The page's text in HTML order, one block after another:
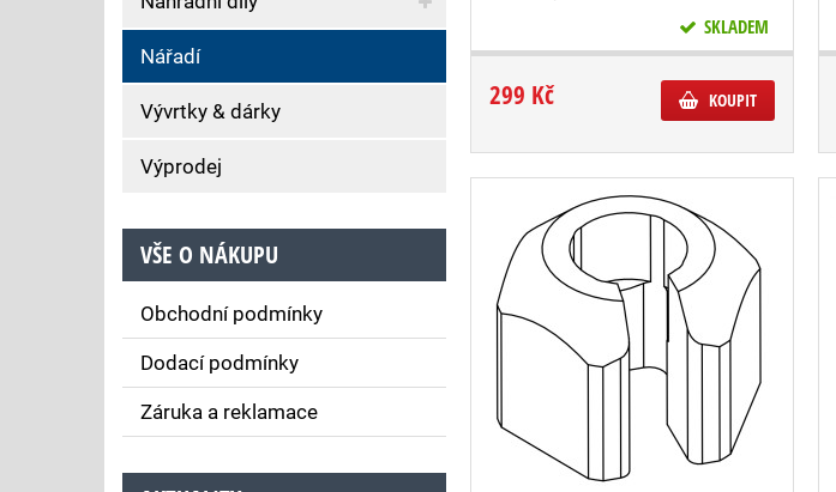
SKLADEM
299 Kč KOUPIT
Nářadí
Vývrtky & dárky
Výprodej
VŠE O NÁKUPU
Obchodní podmínky
Dodací podmínky
Záruka a reklamace